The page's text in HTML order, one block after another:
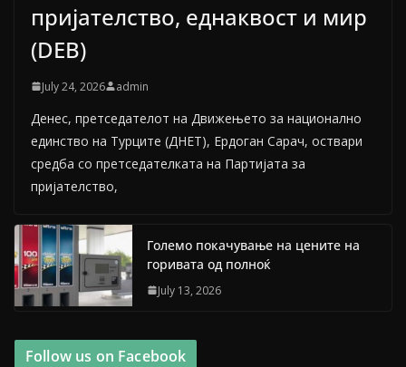
пријателство, еднаквост и мир
(DEB)
July 24, 2026 admin
Денес, претседателот на Движењето за национално
единство на Турците (ДНЕТ), Ердоган Сарач, оствари
средба со претседателката на Партијата за
пријателство,
Големо покачување на цените на
горивата од полноќ
July 13, 2026
Follow us on Facebook